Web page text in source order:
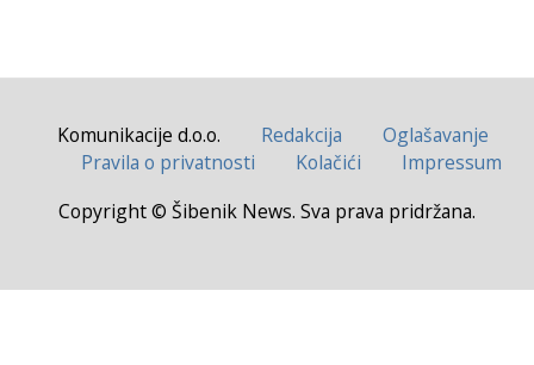
Komunikacije d.o.o. Redakcija
Oglašavanje
Pravila o privatnosti
Kolačići
Impressum
Copyright © Šibenik News. Sva prava pridržana.